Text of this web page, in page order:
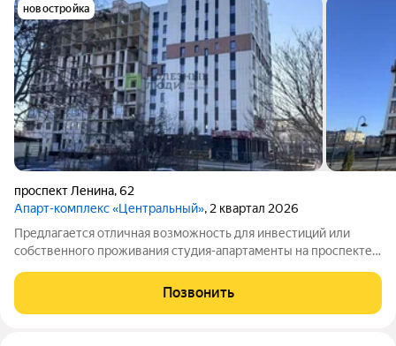
новостройка
проспект Ленина,62
Апарт-комплекс «Центральный», 2 квартал 2026
Предлагается отличная возможность для инвестиций или
собственного проживания студия-апартаменты на проспекте
цене 8 300 000 руб., все документы готовы сделка пройдет
быстро и без лишних
Позвонить